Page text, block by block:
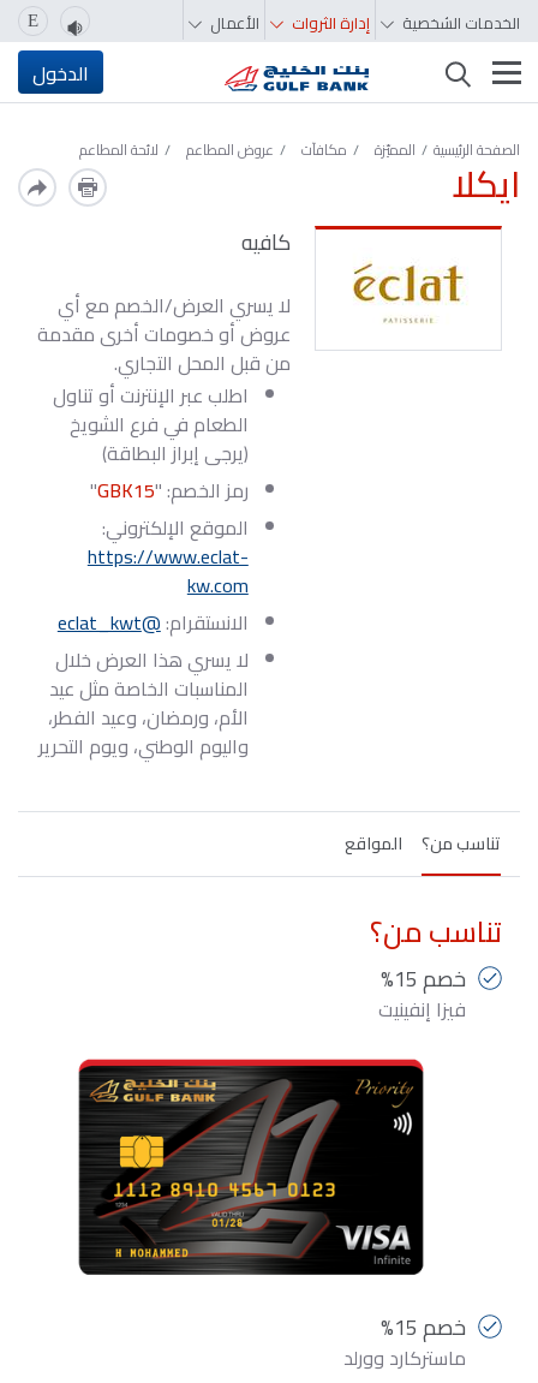
الخدمات الشخصية إدارة الثروات الأعمال E
تغيير التصفّح الدخول
الصفحة الرئيسية المميّزة‬‬‬‬‬‬‬‬‬‬ مكافآت عروض المطاعم لائحة المطاعم
ايكلا
كافيه
لا يسري العرض/الخصم مع أي
عروض أو خصومات أخرى مقدمة
من قبل المحل التجاري.
اطلب عبر الإنترنت أو تناول
الطعام في فرع الشويخ
(يرجى إبراز البطاقة)
رمز الخصم: "GBK15
"
الموقع الإلكتروني:
https://www.eclat-
kw.com
الانستقرام:@eclat_kwt
لا يسري هذا العرض خلال
المناسبات الخاصة مثل عيد
الأم، ورمضان، وعيد الفطر،
واليوم الوطني، ويوم التحرير
تناسب من؟ المواقع
تناسب من؟
خصم 15%
فيزا إنفينيت
خصم 15%
ماستركارد وورلد